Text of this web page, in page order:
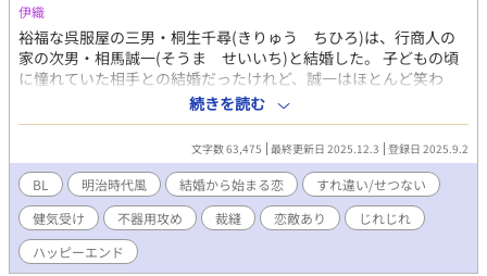
伊織
裕福な呉服屋の三男・桐生千尋(きりゅう ちひろ)は、行商人の
家の次男・相馬誠一(そうま せいいち)と結婚した。 子どもの頃
に憧れていた相手との結婚だったけれど、誠一はほとんど笑わ
ず、冷たい態度ばかり。 ある日、千尋は誠一宛てに届いた女性か
らの恋文を見つけてしまう。 ――自分はただ、家からの援助目当
てで選ばれただけなのか？ 失望と涙の中で、千尋は気づく。 「誠
一に頼らず、自分の力で生きてみたい」 針と糸を手に、幼い頃か
ら得意だった裁縫を活かして、少しずつ自分の居場所を築き始め
る。 やがて町の人々に必要とされ、笑顔を取り戻していく千尋。
そんな千尋を見て、誠一の心もまた揺れ始めて――。 涙から始ま
る、すれ違い夫婦の再生と恋の物語。 ※本作は明治時代初期～中
期をイメージしていますが、BL作品としての物語性を重視し、史
続きを読む
文字数 63,475 最終更新日 2025.12.3 登録日 2025.9.2
BL 明治時代風 結婚から始まる恋
すれ違い/せつない
健気受け
不器用攻め 裁縫 恋敵あり
じれじれ
ハッピーエンド